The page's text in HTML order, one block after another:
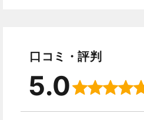
口コミ・評判
5.0